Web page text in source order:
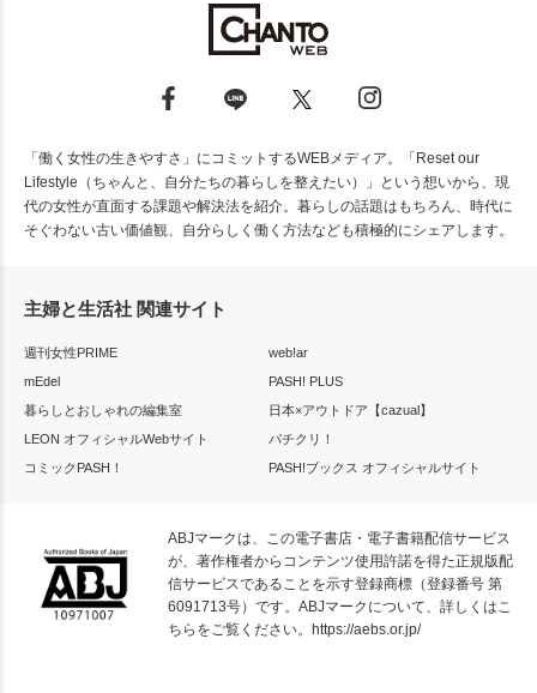
「働く女性の生きやすさ」にコミットするWEBメディア。「Reset our
Lifestyle（ちゃんと、自分たちの暮らしを整えたい）」という想いから、現
代の女性が直面する課題や解決法を紹介。暮らしの話題はもちろん、時代に
そぐわない古い価値観、自分らしく働く方法なども積極的にシェアします。
主婦と生活社 関連サイト
週刊女性PRIME
web!ar
mEdel
PASH! PLUS
暮らしとおしゃれの編集室
日本×アウトドア【cazual】
LEON オフィシャルWebサイト
パチクリ！
コミックPASH！
PASH!ブックス オフィシャルサイト
ABJマークは、この電子書店・電子書籍配信サービス
が、著作権者からコンテンツ使用許諾を得た正規版配
信サービスであることを示す登録商標（登録番号 第
6091713号）です。ABJマークについて、詳しくはこ
ちらをご覧ください。 https://aebs.or.jp/